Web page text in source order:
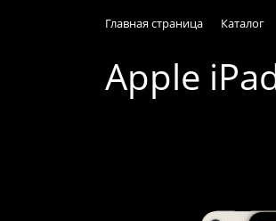
Главная страница Каталог
Apple